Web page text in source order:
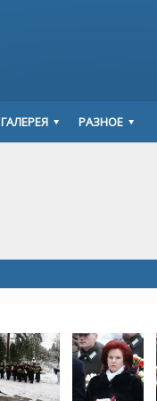
ГАЛЕРЕЯ РАЗНОЕ